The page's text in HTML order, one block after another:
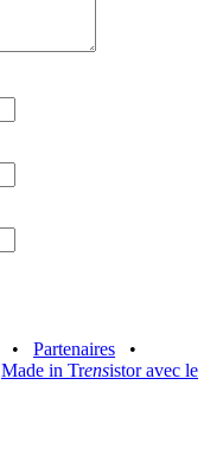
• Partenaires
•
Made in Trensistor avec le